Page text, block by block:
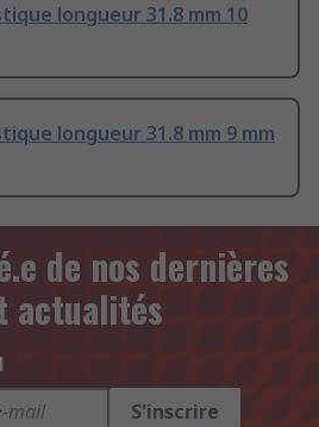
longueur 31.8 mm 10
longueur 31.8 mm 9 mm
de nos dernières
actualités
S'inscrire